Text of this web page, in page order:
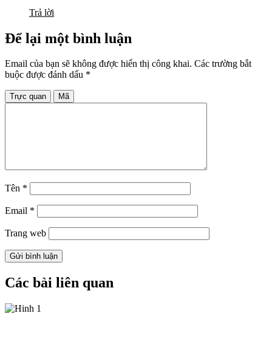
Trả lời
Để lại một bình luận
Email của bạn sẽ không được hiển thị công khai. Các trường bắt
buộc được đánh dấu *
Trực quan Mã
Tên *
Email *
Trang web
Các bài liên quan